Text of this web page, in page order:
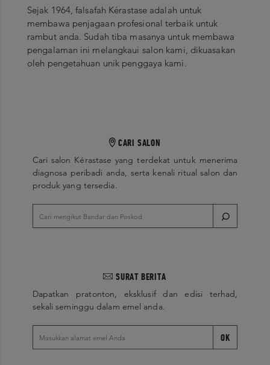
Sejak 1964, falsafah Kérastase adalah untuk
membawa penjagaan profesional terbaik untuk
rambut anda. Sudah tiba masanya untuk membawa
pengalaman ini melangkaui salon kami, dikuasakan
oleh pengetahuan unik penggaya kami.
CARI SALON
Cari salon Kérastase yang terdekat untuk menerima
diagnosa peribadi anda, serta kenali ritual salon dan
produk yang tersedia.
SURAT BERITA
Dapatkan pratonton, eksklusif dan edisi terhad,
sekali seminggu dalam emel anda.
OK